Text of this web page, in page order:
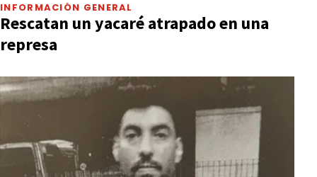
INFORMACIÓN GENERAL
Rescatan un yacaré atrapado en una
represa